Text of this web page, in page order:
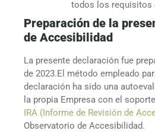
todos los requisitos
Preparación de la
de Accesibilidad
La presente declaración fue
de 2023.El método empleado
declaración ha sido una
la propia Empresa con el
IRA (Informe de Revisión de
Observatorio de Accesibilidad.